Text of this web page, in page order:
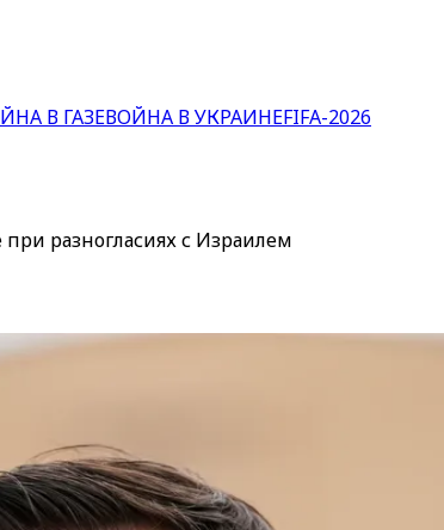
В ГАЗЕВОЙНА В УКРАИНЕFIFA-2026
разногласиях с Израилем